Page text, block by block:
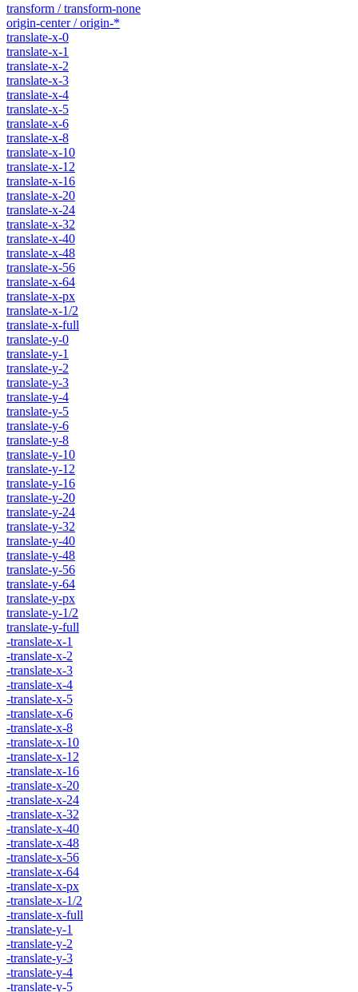
transform / transform-none
origin-center / origin-*
translate-x-0
translate-x-1
translate-x-2
translate-x-3
translate-x-4
translate-x-5
translate-x-6
translate-x-8
translate-x-10
translate-x-12
translate-x-16
translate-x-20
translate-x-24
translate-x-32
translate-x-40
translate-x-48
translate-x-56
translate-x-64
translate-x-px
translate-x-1/2
translate-x-full
translate-y-0
translate-y-1
translate-y-2
translate-y-3
translate-y-4
translate-y-5
translate-y-6
translate-y-8
translate-y-10
translate-y-12
translate-y-16
translate-y-20
translate-y-24
translate-y-32
translate-y-40
translate-y-48
translate-y-56
translate-y-64
translate-y-px
translate-y-1/2
translate-y-full
-translate-x-1
-translate-x-2
-translate-x-3
-translate-x-4
-translate-x-5
-translate-x-6
-translate-x-8
-translate-x-10
-translate-x-12
-translate-x-16
-translate-x-20
-translate-x-24
-translate-x-32
-translate-x-40
-translate-x-48
-translate-x-56
-translate-x-64
-translate-x-px
-translate-x-1/2
-translate-x-full
-translate-y-1
-translate-y-2
-translate-y-3
-translate-y-4
-translate-y-5